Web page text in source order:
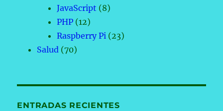
JavaScript (8)
PHP (12)
Raspberry Pi (23)
Salud (70)
ENTRADAS RECIENTES